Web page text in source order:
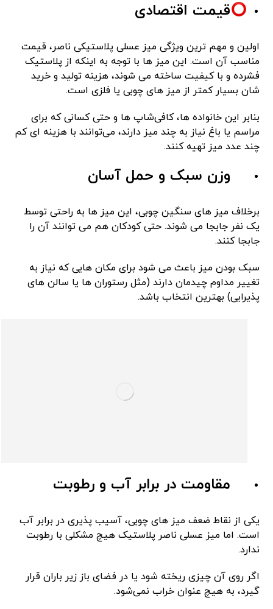
قیمت اقتصادی
اولین و مهم ‌ترین ویژگی میز عسلی پلاستیکی ناصر، قیمت
مناسب آن است. این میز ها با توجه به اینکه از پلاستیک
فشرده و با کیفیت ساخته می ‌شوند، هزینه تولید و خرید
شان بسیار کمتر از میز های چوبی یا فلزی است.
بنابر این خانواده ‌ها، کافی‌شاپ ‌ها و حتی کسانی که برای
مراسم یا باغ نیاز به چند میز دارند، می‌توانند با هزینه‌ ای کم
چند عدد میز تهیه کنند.
وزن سبک و حمل آسان
برخلاف میز های سنگین چوبی، این میز ها به راحتی توسط
یک نفر جابجا می‌ شوند. حتی کودکان هم می ‌توانند آن را
جابجا کنند.
سبک بودن میز باعث می‌ شود برای مکان‌ هایی که نیاز به
تغییر مداوم چیدمان دارند (مثل رستوران ‌ها یا سالن ‌های
پذیرایی) بهترین انتخاب باشد.
مقاومت در برابر آب و رطوبت
یکی از نقاط ضعف میز های چوبی، آسیب‌ پذیری در برابر آب
است. اما میز عسلی ناصر پلاستیک هیچ مشکلی با رطوبت
ندارد.
اگر روی آن چیزی ریخته شود یا در فضای باز زیر باران قرار
گیرد، به هیچ عنوان خراب نمی‌شود.